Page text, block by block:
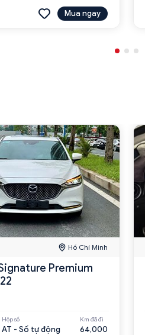
Mua ngay
Hồ Chí Minh
Premium
Hộp số
AT - Số tự động
Km đã đi
64,000